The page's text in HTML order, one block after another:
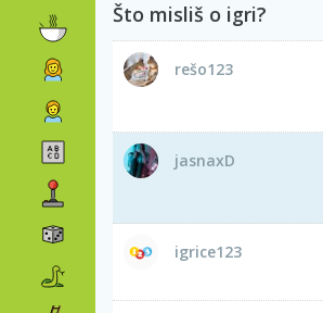
Što misliš o igri?
rešo123
jasnaxD
igrice123